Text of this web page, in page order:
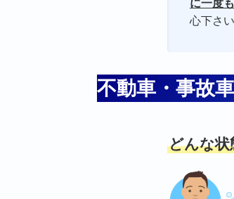
に一度
心下さい
不動車・事故
どんな状